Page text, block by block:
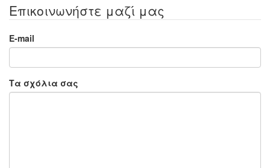
Επικοινωνήστε μαζί μας
E-mail
Τα σχόλια σας